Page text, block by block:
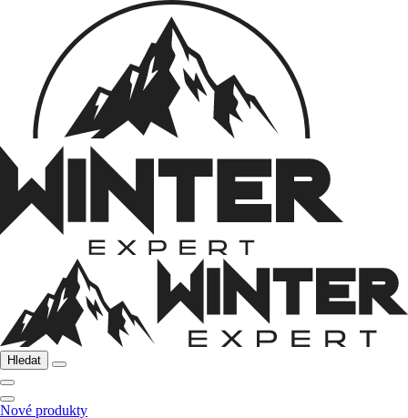
Hledat
Nové produkty